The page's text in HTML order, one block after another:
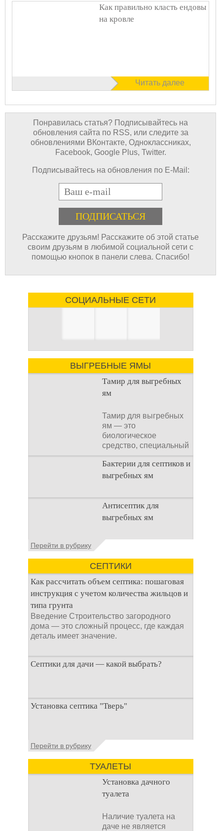
Как правильно класть ендовы
на кровле
Читать далее
Понравилась статья? Подписывайтесь на
обновления сайта по RSS, или следите за
обновлениями ВКонтакте, Одноклассниках,
Facebook, Google Plus, Twitter.
Подписывайтесь на обновления по E-Mail:
E-mail
Расскажите друзьям! Расскажите об этой статье
своим друзьям в любимой социальной сети с
помощью кнопок в панели слева. Спасибо!
СОЦИАЛЬНЫЕ СЕТИ
ВЫГРЕБНЫЕ ЯМЫ
Тамир для выгребных
ям
Тамир для выгребных
ям — это
биологическое
средство, специальный
концентрат, который
используется
Бактерии для септиков и
выгребных ям
Очистка
канализационного
стока или выгребной
не самым приятным
Антисептик для
выгребных ям
Общие сведения об
Антисептик для
выгребных ям – это
специальные
Перейти в рубрику
СЕПТИКИ
Как рассчитать объем септика: пошаговая
инструкция с учетом количества жильцов и
типа грунта
Введение Строительство загородного
дома — это сложный процесс, где каждая
деталь имеет значение.
Септики для дачи — какой выбрать?
При строительстве дачи одной из
первоочередных задач становится
Установка септика "Тверь"
Установка септика Тверь - важнейший
аспект утилизации сточных вод в частных
домах и на загородных
Перейти в рубрику
ТУАЛЕТЫ
Установка дачного
туалета
Наличие туалета на
даче не является